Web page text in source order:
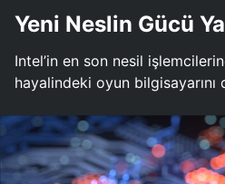
Yeni Neslin Gücü
Intel’in en son nesil
hayalindeki oyun bilgisayarını